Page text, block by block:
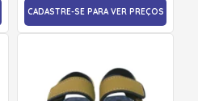
CADASTRE-SE PARA VER PREÇOS